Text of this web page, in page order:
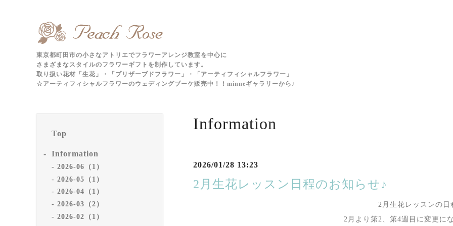
東京都町田市の小さなアトリエでフラワーアレンジ教室を中心に
さまざまなスタイルのフラワーギフトを制作しています。
取り扱い花材「生花」・「プリザーブドフラワー」・「アーティフィシャルフラワー」
☆アーティフィシャルフラワーのウェディングブーケ販売中！！minneギャラリーから♪
Top
Information
2026-06（1）
2026-05（1）
2026-04（1）
2026-03（2）
2026-02（1）
Information
2026/01/28 13:23
2月生花レッスン日程のお知らせ♪
2月生花レッスンの日
2月より第2、第4週目に変更に